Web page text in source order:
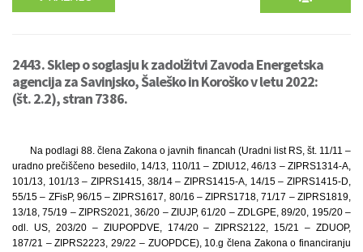
2443. Sklep o soglasju k zadolžitvi Zavoda Energetska
agencija za Savinjsko, Šaleško in Koroško v letu 2022:
(št. 2.2), stran 7386.
Na podlagi 88. člena Zakona o javnih financah (Uradni list RS, št. 11/11 –
uradno prečiščeno besedilo, 14/13, 110/11 – ZDIU12, 46/13 – ZIPRS1314-A,
101/13, 101/13 – ZIPRS1415, 38/14 – ZIPRS1415-A, 14/15 – ZIPRS1415-D,
55/15 – ZFisP, 96/15 – ZIPRS1617, 80/16 – ZIPRS1718, 71/17 – ZIPRS1819,
13/18, 75/19 – ZIPRS2021, 36/20 – ZIUJP, 61/20 – ZDLGPE, 89/20, 195/20 –
odl. US, 203/20 – ZIUPOPDVE, 174/20 – ZIPRS2122, 15/21 – ZDUOP,
187/21 – ZIPRS2223, 29/22 – ZUOPDCE), 10.g člena Zakona o financiranju